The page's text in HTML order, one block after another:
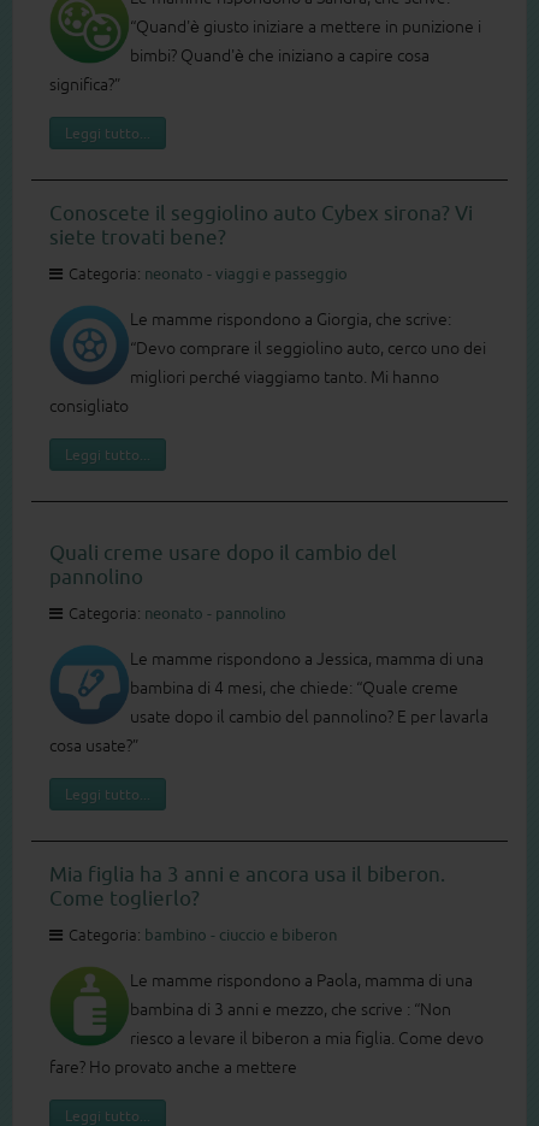
“Quand'è giusto iniziare a mettere in punizione i
bimbi? Quand'è che iniziano a capire cosa
significa?”
Leggi tutto...
Conoscete il seggiolino auto Cybex sirona? Vi
siete trovati bene?
Categoria: neonato - viaggi e passeggio
Le mamme rispondono a Giorgia, che scrive:
“Devo comprare il seggiolino auto, cerco uno dei
migliori perché viaggiamo tanto. Mi hanno
consigliato
Leggi tutto...
Quali creme usare dopo il cambio del
pannolino
Categoria: neonato - pannolino
Le mamme rispondono a Jessica, mamma di una
bambina di 4 mesi, che chiede: “Quale creme
usate dopo il cambio del pannolino? E per lavarla
cosa usate?”
Leggi tutto...
Mia figlia ha 3 anni e ancora usa il biberon.
Come toglierlo?
Categoria: bambino - ciuccio e biberon
Le mamme rispondono a Paola, mamma di una
bambina di 3 anni e mezzo, che scrive : “Non
riesco a levare il biberon a mia figlia. Come devo
fare? Ho provato anche a mettere
Leggi tutto...